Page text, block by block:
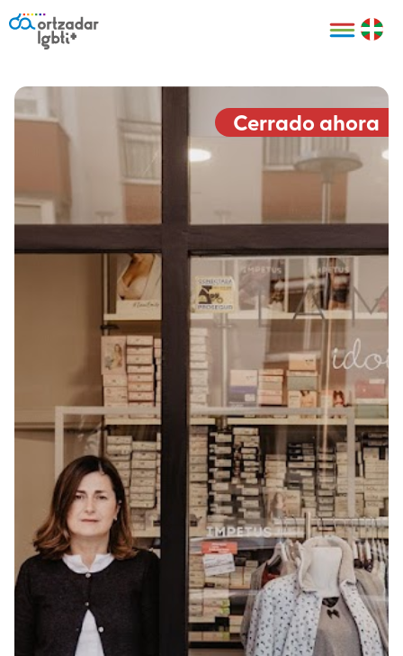
Personas
HARRO
HARROladies
II Conferencia
LGTBI+ Atlántica
I LGBTI+ Basque
Visitas guiadas
Te ayudamos
Mapa de Puntos
Seguros
Certificado
empresarial
LGBTI+
Red de puntos
seguros LGBTI+
Registro
Formación
Formación
HARROkids
Accede a tu
cuenta
Prensa
Sala de prensa
Cerrado ahora